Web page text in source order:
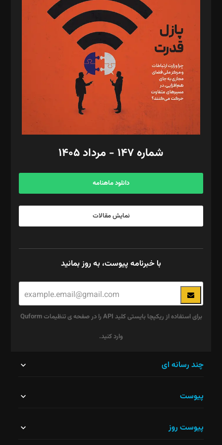
د‌بیر تحریریه آنلاین: بابک نقاش
تحریریه‌: مجتبی محمود‌ی، آرش برهمند، یسنا امان‌پور، سروش کرمیان،
مصطفی مسجدی آرانی، ابوالفضل رجبی، زهرا فکرانه، فائزه فتحی
رستمی،مصطفی باستان
ویرایش: نگار استاد‌‌آقا
طراح یونیفرم: مجید توکلی
فیلمبرداری و عکاسی: امیر شفیعی، مانی لطفی زاده
گرافیک و صفحه‌آرایی: سید‌سبحان‌علی ثابت
مد‌یر توسعه تجاری: کامبیز برید‌
امور مالی: شاپور رهبری، محمد‌ کاظمی‌نیا
آگهی و مشترکین: ۰۹۱۹۹۹۹۰۴۵۴
شماره ۱۴۷ - مرداد ۱۴۰۵
دانلود ماهنامه
نمایش مقالات
با خبرنامه پیوست، به روز بمانید
برای استفاده از ریکپچا بایستی کلید API را در صفحه ی تنظیمات Quform
وارد کنید.
نباید
چند رسانه ای
پیوست
پیوست روز